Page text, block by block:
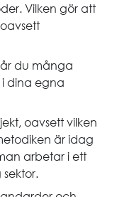
Vilken gör att
du många
dina egna
oavsett vilken
är idag
arbetar i ett